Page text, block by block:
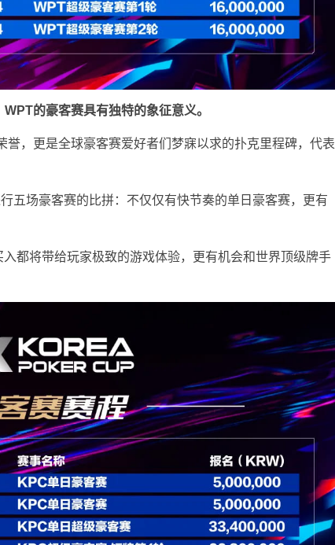
的豪客赛具有独特的象征意义。
誉，更是全球豪客赛爱好者们梦寐以求的扑克里程碑，代表
五场豪客赛的比拼：不仅仅有快节奏的单日豪客赛，更有
都将带给玩家极致的游戏体验，更有机会和世界顶级牌手